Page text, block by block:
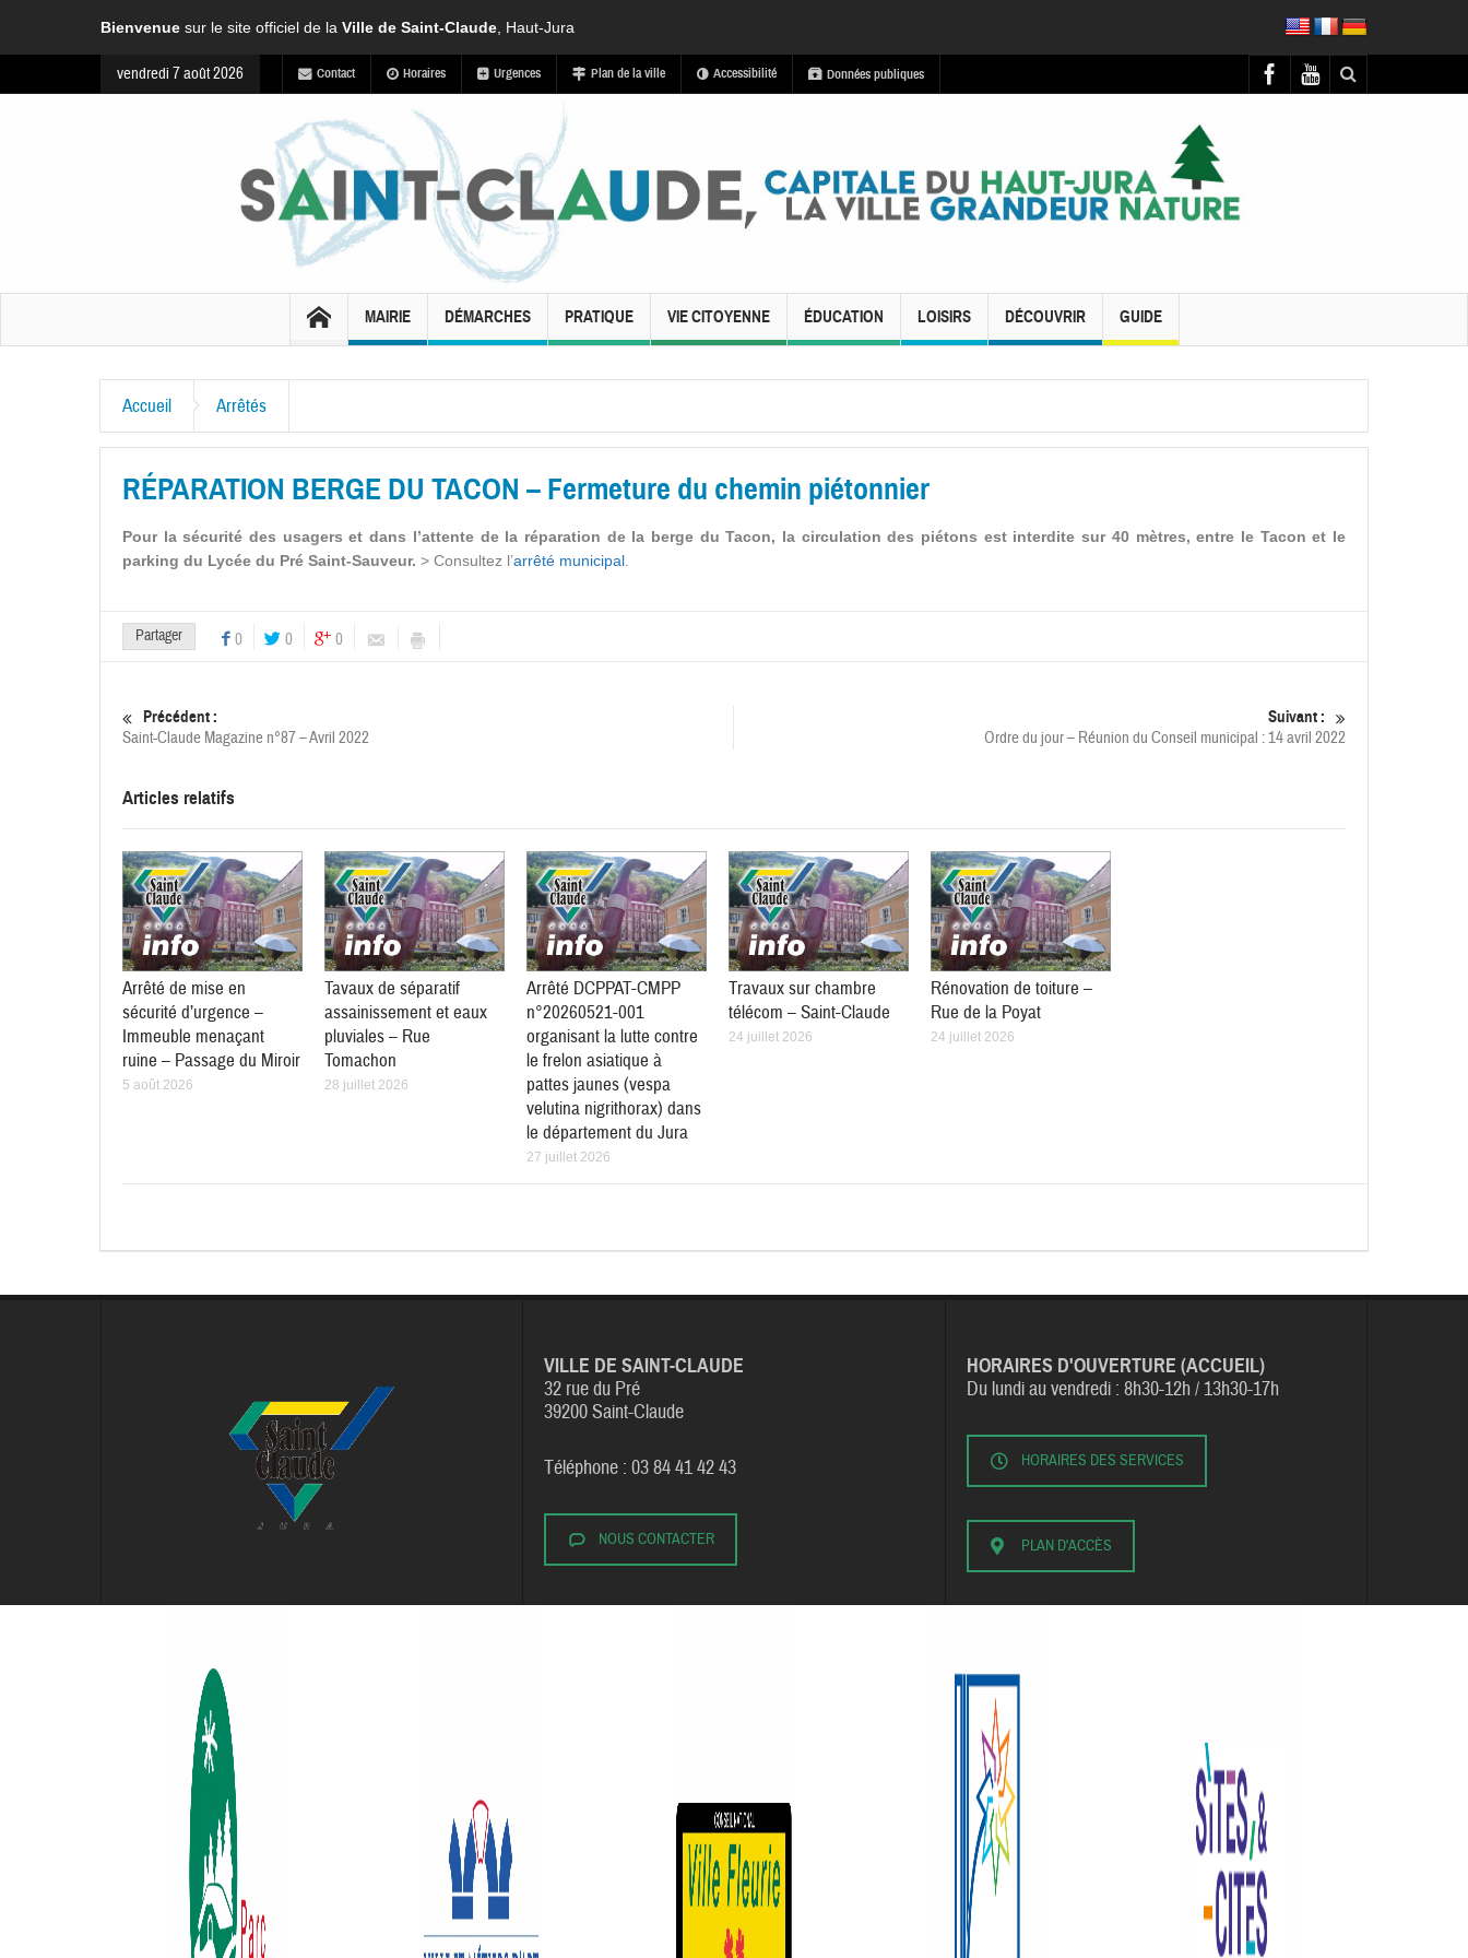
Bienvenue sur le site officiel de la Ville de Saint-Claude , Haut-Jura
vendredi 7 août 2026 Contact Horaires Urgences Plan de la ville Accessibilité Données publiques
MAIRIE DÉMARCHES PRATIQUE VIE CITOYENNE ÉDUCATION LOISIRS DÉCOUVRIR GUIDE
Accueil Arrêtés
RÉPARATION BERGE DU TACON – Fermeture du chemin piétonnier
Pour la sécurité des usagers et dans l’attente de la réparation de la berge du Tacon, la circulation des piétons est interdite sur 40 mètres, entre le Tacon et le
parking du Lycée du Pré Saint-Sauveur. > Consultez l’arrêté municipal
Partager 0 0 0
Précédent :
Saint-Claude Magazine n°87 – Avril 2022
Suivant :
Ordre du jour – Réunion du Conseil municipal : 14 avril 2022
Articles relatifs
Arrêté de mise en
sécurité d’urgence –
Immeuble menaçant
ruine – Passage du Miroir
5 août 2026
Tavaux de séparatif
assainissement et eaux
pluviales – Rue
Tomachon
28 juillet 2026
Arrêté DCPPAT-CMPP
n°20260521-001
organisant la lutte contre
le frelon asiatique à
pattes jaunes (vespa
velutina nigrithorax) dans
le département du Jura
27 juillet 2026
Travaux sur chambre
télécom – Saint-Claude
24 juillet 2026
Rénovation de toiture –
Rue de la Poyat
24 juillet 2026
VILLE DE SAINT-CLAUDE
32 rue du Pré
39200 Saint-Claude
Téléphone : 03 84 41 42 43
NOUS CONTACTER
HORAIRES D'OUVERTURE (ACCUEIL)
Du lundi au vendredi : 8h30-12h / 13h30-17h
HORAIRES DES SERVICES
PLAN D'ACCÈS